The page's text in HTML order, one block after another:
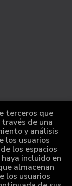
terceros que
de una
y análisis
los usuarios
los espacios
incluido en
almacenan
los usuarios